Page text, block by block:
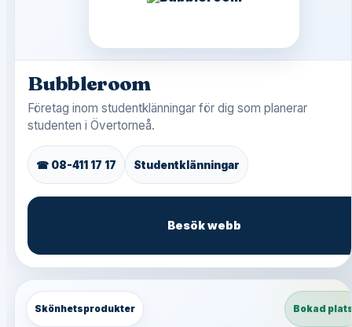
Bubbleroom
Företag inom studentklänningar för dig som planerar
studenten i Övertorneå.
☎ 08-411 17 17 Studentklänningar
Besök webb
Skönhetsprodukter Bokad